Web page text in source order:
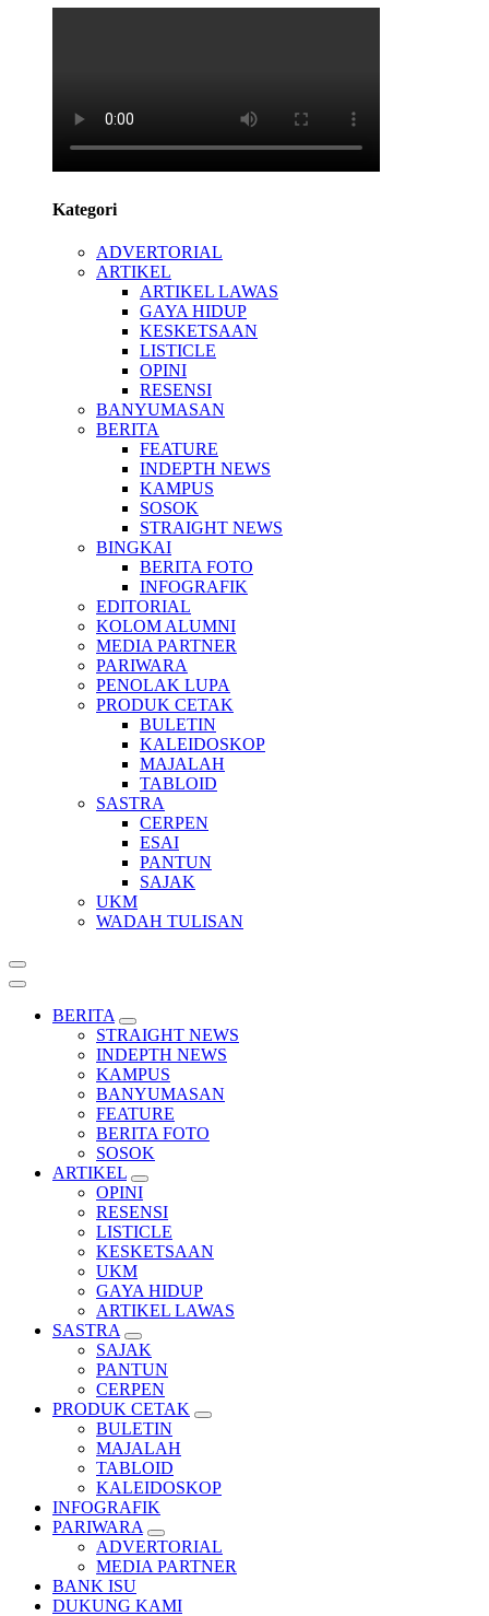
Kategori
ADVERTORIAL
ARTIKEL
ARTIKEL LAWAS
GAYA HIDUP
KESKETSAAN
LISTICLE
OPINI
RESENSI
BANYUMASAN
BERITA
FEATURE
INDEPTH NEWS
KAMPUS
SOSOK
STRAIGHT NEWS
BINGKAI
BERITA FOTO
INFOGRAFIK
EDITORIAL
KOLOM ALUMNI
MEDIA PARTNER
PARIWARA
PENOLAK LUPA
PRODUK CETAK
BULETIN
KALEIDOSKOP
MAJALAH
TABLOID
SASTRA
CERPEN
ESAI
PANTUN
SAJAK
UKM
WADAH TULISAN
BERITA
STRAIGHT NEWS
INDEPTH NEWS
KAMPUS
BANYUMASAN
FEATURE
BERITA FOTO
SOSOK
ARTIKEL
OPINI
RESENSI
LISTICLE
KESKETSAAN
UKM
GAYA HIDUP
ARTIKEL LAWAS
SASTRA
SAJAK
PANTUN
CERPEN
PRODUK CETAK
BULETIN
MAJALAH
TABLOID
KALEIDOSKOP
INFOGRAFIK
PARIWARA
ADVERTORIAL
MEDIA PARTNER
BANK ISU
DUKUNG KAMI